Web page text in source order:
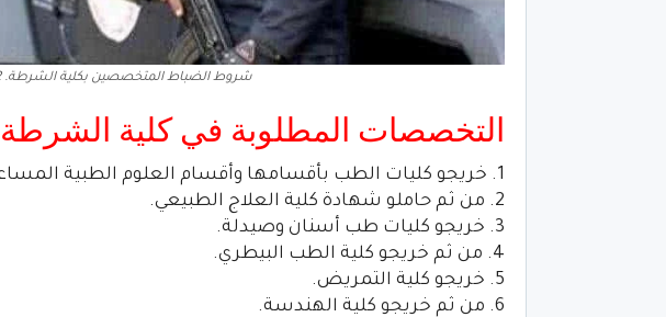
شروط الضباط المتخصصين بكلية الشرطة. 2022
التخصصات المطلوبة في كلية الشرطة
1. خريجو كليات الطب بأقسامها وأقسام العلوم الطبية المساعدة.
2. من ثم حاملو شهادة كلية العلاج الطبيعي.
3. خريجو كليات طب أسنان وصيدلة.
4. من ثم خريجو كلية الطب البيطري.
5. خريجو كلية التمريض.
6. من ثم خريجو كلية الهندسة.